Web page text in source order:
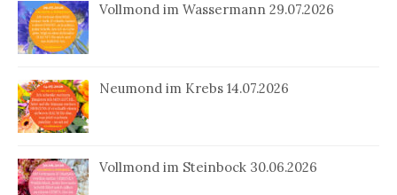
Vollmond im Wassermann 29.07.2026
Neumond im Krebs 14.07.2026
Vollmond im Steinbock 30.06.2026